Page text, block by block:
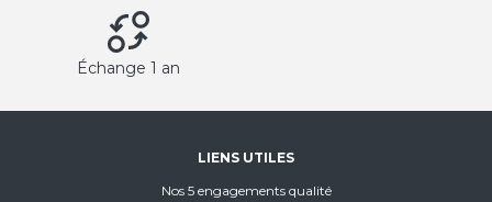
Échange 1 an
LIENS UTILES
Nos 5 engagements qualité